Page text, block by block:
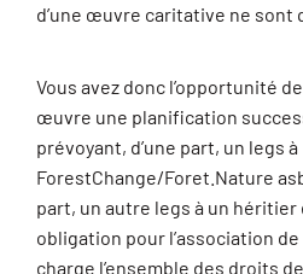
d’une œuvre caritative ne sont
Vous avez donc l’opportunité
œuvre une planification
prévoyant, d’une part, un legs à
ForestChange/Foret.Nature
part, un autre legs à un héritier
obligation pour l’association
charge l’ensemble des droits